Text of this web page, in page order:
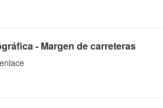
- Margen de carreteras